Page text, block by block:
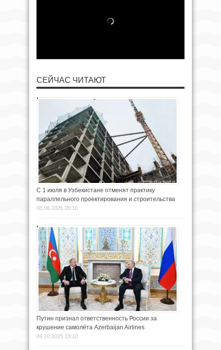
СЕЙЧАС ЧИТАЮТ
С 1 июля в Узбекистане отменят практику
параллельного проектирования и строительства
05.06.2026 20:10
Путин признал ответственность России за
крушение самолёта Azerbaijan Airlines
09.10.2025 19:10